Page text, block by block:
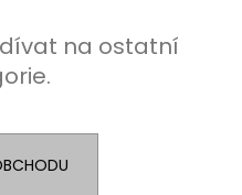
na ostatní